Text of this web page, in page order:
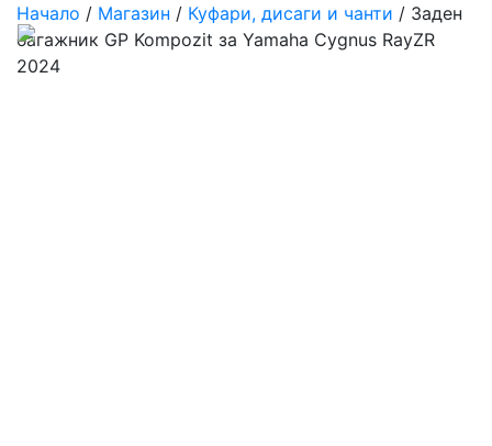
Начало / Магазин / Куфари, дисаги и чанти / Заден
багажник GP Kompozit за Yamaha Cygnus RayZR
2024